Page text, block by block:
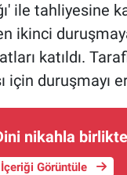
ile tahliyesine
ikinci
katıldı.
için duruşmayı
nikahla
İçeriği Görüntüle